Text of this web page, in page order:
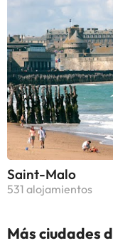
Saint-Malo
531 alojamientos
Más ciudades